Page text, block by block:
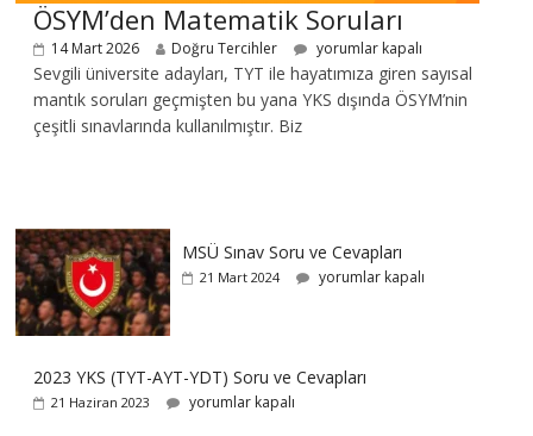
ÖSYM’den Matematik Soruları
14 Mart 2026 Doğru Tercihler yorumlar kapalı
Sevgili üniversite adayları, TYT ile hayatımıza giren sayısal
mantık soruları geçmişten bu yana YKS dışında ÖSYM’nin
çeşitli sınavlarında kullanılmıştır. Biz
MSÜ Sınav Soru ve Cevapları
21 Mart 2024 yorumlar kapalı
2023 YKS (TYT-AYT-YDT) Soru ve Cevapları
21 Haziran 2023 yorumlar kapalı